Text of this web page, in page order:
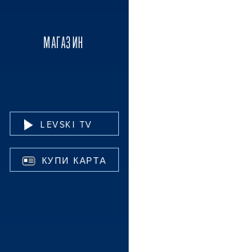
МАГАЗИН
LEVSKI TV
КУПИ КАРТА